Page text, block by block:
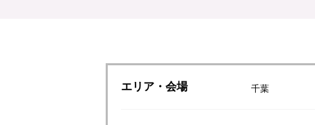
エリア・会場 千葉